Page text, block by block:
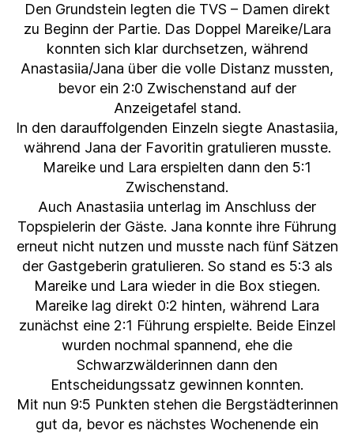
Den Grundstein legten die TVS – Damen direkt
zu Beginn der Partie. Das Doppel Mareike/Lara
konnten sich klar durchsetzen, während
Anastasiia/Jana über die volle Distanz mussten,
bevor ein 2:0 Zwischenstand auf der
Anzeigetafel stand.
In den darauffolgenden Einzeln siegte Anastasiia,
während Jana der Favoritin gratulieren musste.
Mareike und Lara erspielten dann den 5:1
Zwischenstand.
Auch Anastasiia unterlag im Anschluss der
Topspielerin der Gäste. Jana konnte ihre Führung
erneut nicht nutzen und musste nach fünf Sätzen
der Gastgeberin gratulieren. So stand es 5:3 als
Mareike und Lara wieder in die Box stiegen.
Mareike lag direkt 0:2 hinten, während Lara
zunächst eine 2:1 Führung erspielte. Beide Einzel
wurden nochmal spannend, ehe die
Schwarzwälderinnen dann den
Entscheidungssatz gewinnen konnten.
Mit nun 9:5 Punkten stehen die Bergstädterinnen
gut da, bevor es nächstes Wochenende ein